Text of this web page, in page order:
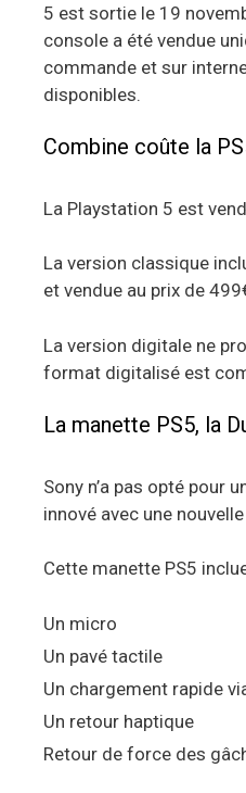
5 est sortie le 19
console a été vendue
commande et sur
disponibles.
Combine coûte la
La Playstation 5 est
La version classique
et vendue au prix de
La version digitale ne
format digitalisé est
La manette PS5, la
Sony n’a pas opté pour
innové avec une
Cette manette PS5
Un micro
Un pavé tactile
Un chargement rapide
Un retour haptique
Retour de force des